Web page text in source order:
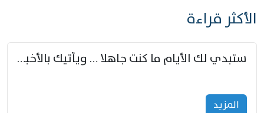
الأكثر قراءة
ستبدي لك الأيام ما كنت جاهلا … ويأتيك بالأخبار من لم تزوّد
المزید